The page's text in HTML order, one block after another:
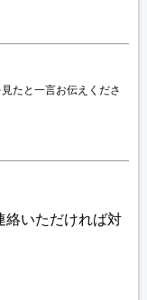
たと一言お伝えくださ
いただければ対